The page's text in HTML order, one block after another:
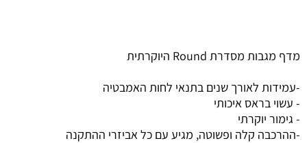
מדף מגבות מסדרת Round היוקרתית
-עמידות לאורך שנים בתנאי לחות האמבטיה
- עשוי בראס איכותי
- גימור יוקרתי
-ההרכבה קלה ופשוטה, מגיע עם כל אביזרי ההתקנה